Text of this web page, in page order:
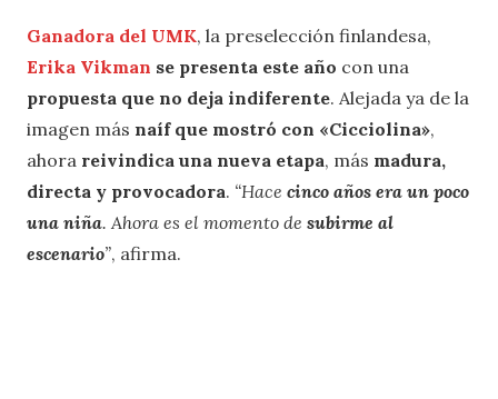
Ganadora del UMK, la preselección finlandesa,
Erika Vikman se presenta este año con una
propuesta que no deja indiferente. Alejada ya de la
imagen más naíf que mostró con «Cicciolina»,
ahora reivindica una nueva etapa, más madura,
directa y provocadora. “Hace cinco años era un poco
una niña. Ahora es el momento de subirme al
escenario”, afirma.